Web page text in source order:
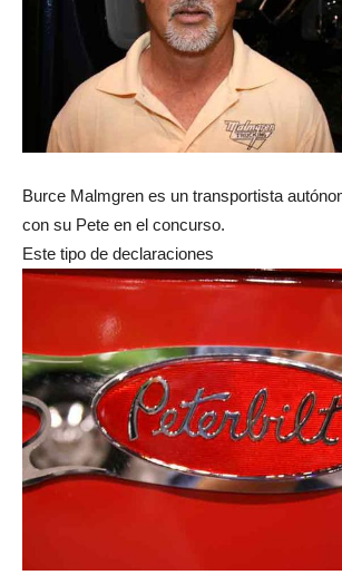
Burce Malmgren es un transportista
con su Pete en el concurso.
Este tipo de declaraciones